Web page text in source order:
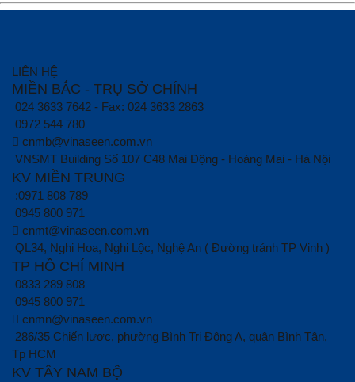
LIÊN HỆ
MIỀN BẮC - TRỤ SỞ CHÍNH
024 3633 7642 - Fax: 024 3633 2863
0972 544 780
cnmb@vinaseen.com.vn
VNSMT Building Số 107 C48 Mai Động - Hoàng Mai - Hà Nội
KV MIỀN TRUNG
:0971 808 789
0945 800 971
cnmt@vinaseen.com.vn
QL34, Nghi Hoa, Nghi Lộc, Nghệ An ( Đường tránh TP Vinh )
TP HỒ CHÍ MINH
0833 289 808
0945 800 971
cnmn@vinaseen.com.vn
286/35 Chiến lược, phường Bình Trị Đông A, quận Bình Tân,
Tp HCM
KV TÂY NAM BỘ